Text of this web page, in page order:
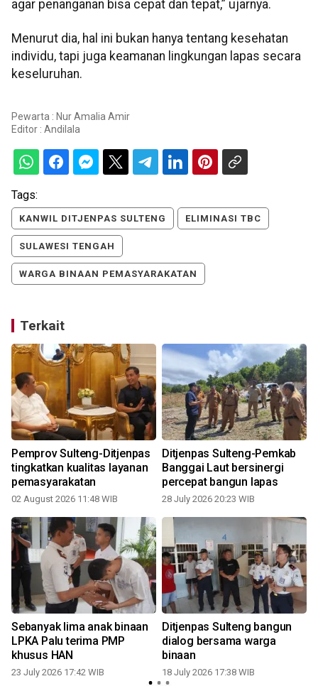
agar penanganan bisa cepat dan tepat,” ujarnya.
Menurut dia, hal ini bukan hanya tentang kesehatan
individu, tapi juga keamanan lingkungan lapas secara
keseluruhan.
Pewarta : Nur Amalia Amir
Editor : Andilala
Tags:
KANWIL DITJENPAS SULTENG ELIMINASI TBC
SULAWESI TENGAH
WARGA BINAAN PEMASYARAKATAN
Terkait
Pemprov Sulteng-Ditjenpas
tingkatkan kualitas layanan
pemasyarakatan
02 August 2026 11:48 WIB
Ditjenpas Sulteng-Pemkab
Banggai Laut bersinergi
percepat bangun lapas
28 July 2026 20:23 WIB
Sebanyak lima anak binaan
LPKA Palu terima PMP
khusus HAN
23 July 2026 17:42 WIB
Ditjenpas Sulteng bangun
dialog bersama warga
binaan
18 July 2026 17:38 WIB